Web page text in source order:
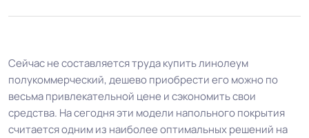
Сейчас не составляется труда купить линолеум
полукоммерческий, дешево приобрести его можно по
весьма привлекательной цене и сэкономить свои
средства. На сегодня эти модели напольного покрытия
считается одним из наиболее оптимальных решений на